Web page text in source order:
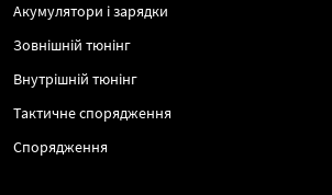
Акумулятори і зарядки
Зовнішній тюнінг
Внутрішній тюнінг
Тактичне спорядження
Спорядження